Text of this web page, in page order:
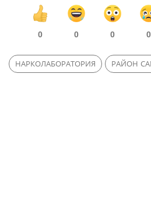
0 0 0 0
НАРКОЛАБОРАТОРИЯ РАЙОН